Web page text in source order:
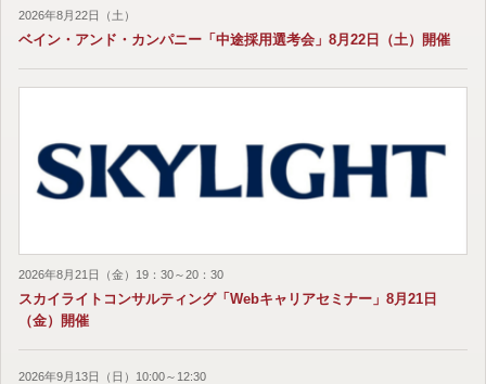
2026年8月22日（土）
ベイン・アンド・カンパニー「中途採用選考会」8月22日（土）開催
2026年8月21日（金）19：30～20：30
スカイライトコンサルティング「Webキャリアセミナー」8月21日
（金）開催
2026年9月13日（日）10:00～12:30